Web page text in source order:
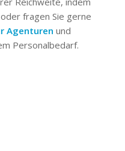
fragen Sie gerne
Agenturen und
Personalbedarf.